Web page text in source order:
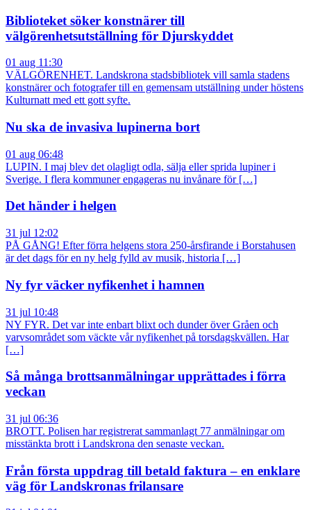
Biblioteket söker konstnärer till
välgörenhetsutställning för Djurskyddet
01 aug 11:30
VÄLGÖRENHET. Landskrona stadsbibliotek vill samla stadens
konstnärer och fotografer till en gemensam utställning under höstens
Kulturnatt med ett gott syfte.
Nu ska de invasiva lupinerna bort
01 aug 06:48
LUPIN. I maj blev det olagligt odla, sälja eller sprida lupiner i
Sverige. I flera kommuner engageras nu invånare för […]
Det händer i helgen
31 jul 12:02
PÅ GÅNG! Efter förra helgens stora 250-årsfirande i Borstahusen
är det dags för en ny helg fylld av musik, historia […]
Ny fyr väcker nyfikenhet i hamnen
31 jul 10:48
NY FYR. Det var inte enbart blixt och dunder över Gråen och
varvsområdet som väckte vår nyfikenhet på torsdagskvällen. Har
[…]
Så många brottsanmälningar upprättades i förra
veckan
31 jul 06:36
BROTT. Polisen har registrerat sammanlagt 77 anmälningar om
misstänkta brott i Landskrona den senaste veckan.
Från första uppdrag till betald faktura – en enklare
väg för Landskronas frilansare